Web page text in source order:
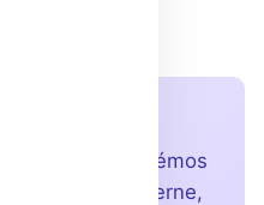
la création de démos
frontend moderne,